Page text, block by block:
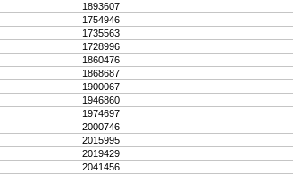
1893607
1754946
1735563
1728996
1860476
1868687
1900067
1946860
1974697
2000746
2015995
2019429
2041456